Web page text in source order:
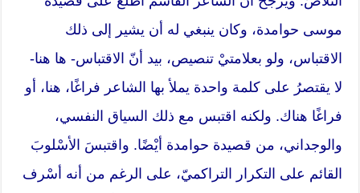
موسى حوامدة، وكان ينبغي له أن يشير إلى ذلك
الاقتباس، ولو بعلامتيْ تنصيص، بيد أنّ الاقتباس- ها هنا-
لا يقتصرُ على كلمة واحدة يملأ بها الشاعر فراغًا، هنا، أو
فراغًا هناك. ولكنه اقتبس مع ذلك السياق النفسي،
والوجداني، من قصيدة حوامدة أيْضًا. واقتبسَ الأسْلوبَ
القائم على التكرار التراكميّ، على الرغم من أنه أسْرف